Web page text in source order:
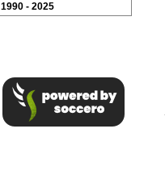
1990 - 2025